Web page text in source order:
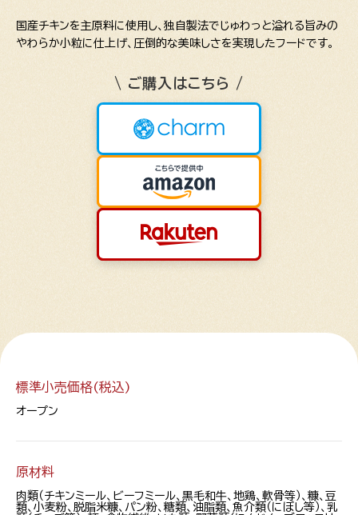
国産チキンを主原料に使用し、独自製法でじゅわっと溢れる旨みの
やわらか小粒に仕上げ、圧倒的な美味しさを実現したフードです。
\ ご購入はこちら /
標準小売価格(税込)
オープン
原材料
肉類（チキンミール、ビーフミール、黒毛和牛、地鶏、軟骨等）、糠、豆
類、小麦粉、脱脂米糠、パン粉、糖類、油脂類、魚介類（にぼし等）、乳